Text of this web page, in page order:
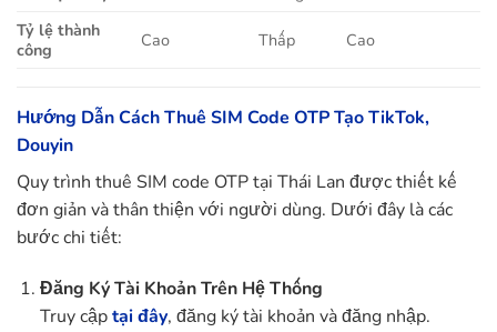
Tỷ lệ thành
công
Cao Thấp Cao
Hướng Dẫn Cách Thuê SIM Code OTP Tạo TikTok,
Douyin
Quy trình thuê SIM code OTP tại Thái Lan được thiết kế
đơn giản và thân thiện với người dùng. Dưới đây là các
bước chi tiết:
Đăng Ký Tài Khoản Trên Hệ Thống
Truy cậptại đây, đăng ký tài khoản và đăng nhập.